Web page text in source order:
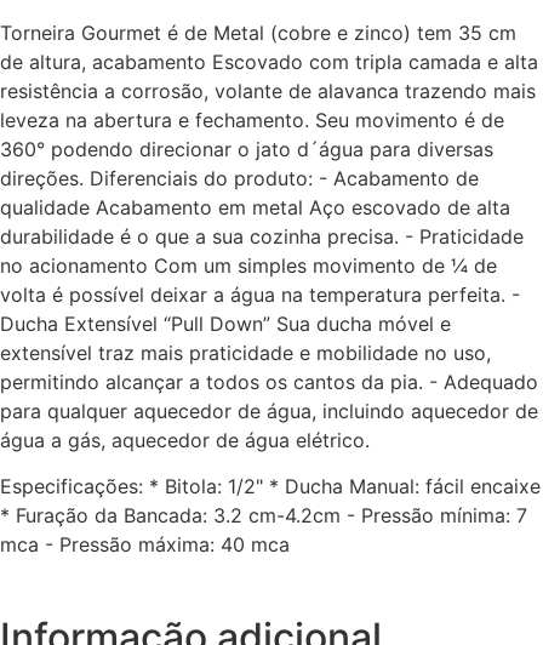
Torneira Gourmet é de Metal (cobre e zinco) tem 35 cm
de altura, acabamento Escovado com tripla camada e alta
resistência a corrosão, volante de alavanca trazendo mais
leveza na abertura e fechamento. Seu movimento é de
360° podendo direcionar o jato d´água para diversas
direções. Diferenciais do produto: - Acabamento de
qualidade Acabamento em metal Aço escovado de alta
durabilidade é o que a sua cozinha precisa. - Praticidade
no acionamento Com um simples movimento de ¼ de
volta é possível deixar a água na temperatura perfeita. -
Ducha Extensível “Pull Down” Sua ducha móvel e
extensível traz mais praticidade e mobilidade no uso,
permitindo alcançar a todos os cantos da pia. - Adequado
para qualquer aquecedor de água, incluindo aquecedor de
água a gás, aquecedor de água elétrico.
Especificações: * Bitola: 1/2" * Ducha Manual: fácil encaixe
* Furação da Bancada: 3.2 cm-4.2cm - Pressão mínima: 7
mca - Pressão máxima: 40 mca